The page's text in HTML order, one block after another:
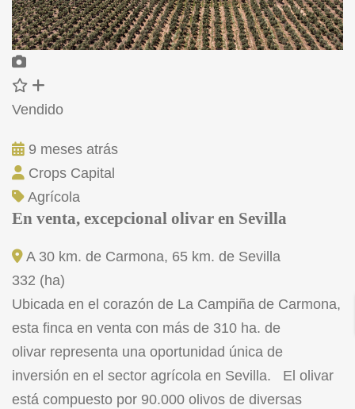
Vendido
9 meses atrás
Crops Capital
Agrícola
En venta, excepcional olivar en Sevilla
A 30 km. de Carmona, 65 km. de Sevilla
332 (ha)
Ubicada en el corazón de La Campiña de Carmona,
esta finca en venta con más de 310 ha. de
olivar representa una oportunidad única de
inversión en el sector agrícola en Sevilla. El olivar
está compuesto por 90.000 olivos de diversas